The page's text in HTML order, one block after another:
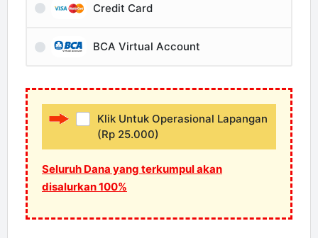
Credit Card
BCA Virtual Account
Klik Untuk Operasional Lapangan
(Rp 25.000)
Seluruh Dana yang terkumpul akan
disalurkan 100%